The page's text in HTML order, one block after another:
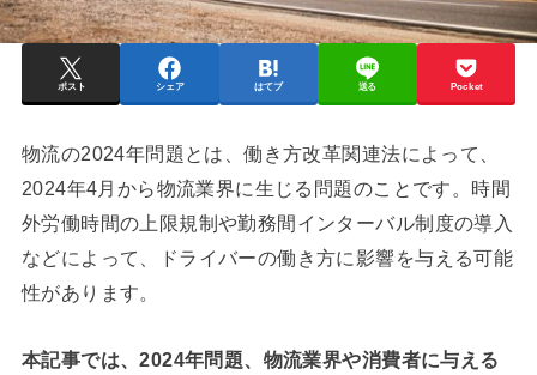
ポスト シェア はてブ 送る Pocket
物流の2024年問題とは、働き方改革関連法によって、
2024年4月から物流業界に生じる問題のことです。時間
外労働時間の上限規制や勤務間インターバル制度の導入
などによって、ドライバーの働き方に影響を与える可能
性があります。
本記事では、2024年問題、物流業界や消費者に与える